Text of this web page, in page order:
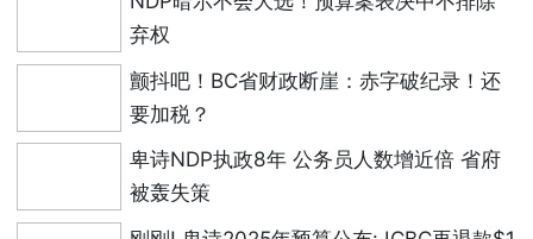
弃权
颤抖吧！BC省财政断崖：赤字破纪录！还
要加税？
卑诗NDP执政8年 公务员人数增近倍 省府
被轰失策